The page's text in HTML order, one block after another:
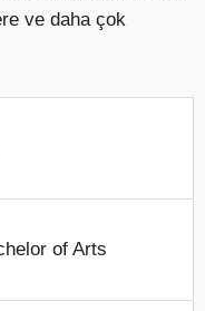
ve daha çok
of Arts